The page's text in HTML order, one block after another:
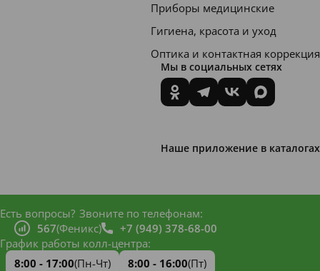
с
гидрокс
иапати
том
Приборы медицинские
Гигиена, красота и уход
Оптика и контактная коррекция
Мы в социальных сетях
Наше приложение в каталогах
Есть вопросы? Звоните по телефонам:
567(Феникс)
+7 (949) 378-68-00
График работы колл-центра:
8:00 - 17:00(Пн-Чт) 8:00 - 16:00(Пт)